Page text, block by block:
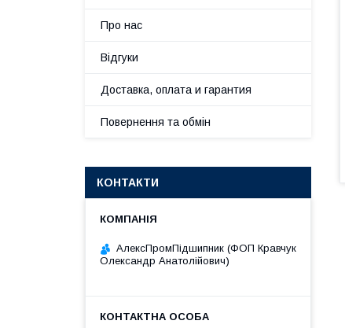
Про нас
Відгуки
Доставка, оплата и гарантия
Повернення та обмін
КОНТАКТИ
АлексПромПідшипник (ФОП Кравчук
Олександр Анатолійович)